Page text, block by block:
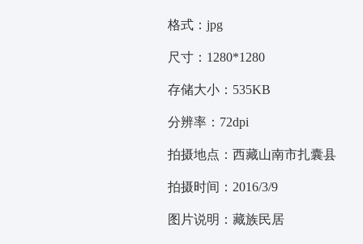
格式：jpg
尺寸：1280*1280
存储大小：535KB
分辨率：72dpi
拍摄地点：西藏山南市扎囊县
拍摄时间：2016/3/9
图片说明：藏族民居